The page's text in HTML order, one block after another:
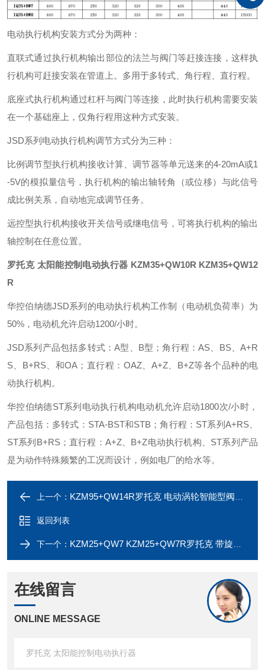
电动执行机构安装方式分为两种：
直联式通过执行机构输出部位的法兰与阀门等赶接连接，这样执
行机构可赶接安装在管道上。多用于多转式、角行程、直行程。
底座式执行机构通过杠杆与阀门等连接，此时执行机构需要安装
在一个基础座上，仅角行程用这种方式安装。
JSD系列电动执行机构调节方式分为三种：
比例调节型执行机构接收计算、调节器等单元送来的4-20mA或1
-5V的模拟量信号，执行机构的输出轴转角（或位移）与此信号
成比例关系，自动地完成调节任务。
远控型执行机构接收开关信号或继电信号，可将执行机构的输出
轴控制在任意位置。
罗托克 太阳能控制电动执行器 KZM35+QW10R KZM35+QW12
R
华控伯纳德JSD系列的电动执行机构工作制（电动机负荷率）为
50% ，电动机允许启动1200/小时。
JSD系列产品包括多转式：A型、 B型；角行程：AS、 BS、A+R
S、 B+RS、和OA ；直行程： OAZ、 A+Z、 B+Z等各个品种的电
动执行机构。
华控伯纳德ST系列电动执行机构电动机允许启动1800次/小时，
产品包括：多转式： STA-BST和STB ；角行程： ST系列 A+RS、
ST系列 B+RS；直行程： A+Z、 B+Z电动执行机构、 ST系列产品
是为动作特殊频繁的工况而设计，例如电厂的给水等。
上一个： KZM95+QW14R罗托克 电动涡轮智能型阀门执行器
返回列表
下一个： KZM25+QW7 KZM25+QW7R罗托克 带旋钮防水型电动执行器
在线留言
ONLINE MESSAGE